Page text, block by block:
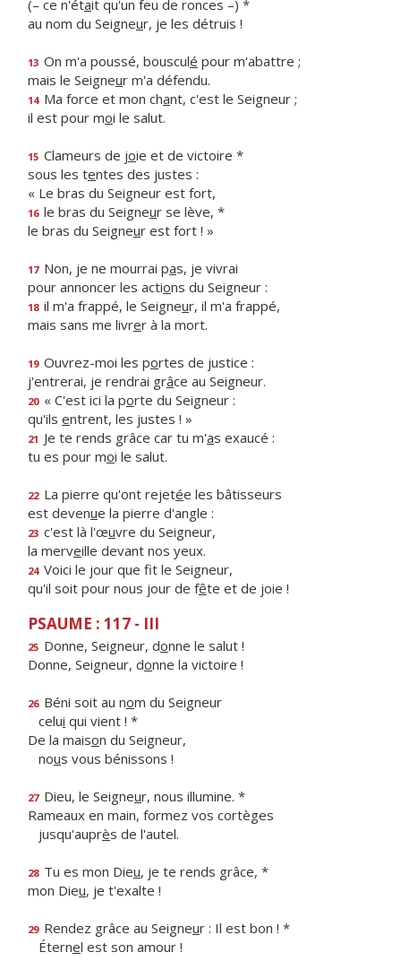
(– ce n'était qu'un feu de ronces –) *
au nom du Seigneur, je les détruis !
13 On m'a poussé, bousculé pour m'abattre ;
mais le Seigneur m'a défendu.
14 Ma force et mon chant, c'est le Seigneur ;
il est pour moi le salut.
15 Clameurs de joie et de victoire *
sous les tentes des justes :
« Le bras du Seigneur est fort,
16 le bras du Seigneur se lève, *
le bras du Seigneur est fort ! »
17 Non, je ne mourrai pas, je vivrai
pour annoncer les actions du Seigneur :
18 il m'a frappé, le Seigneur, il m'a frappé,
mais sans me livrer à la mort.
19 Ouvrez-moi les portes de justice :
j'entrerai, je rendrai grâce au Seigneur.
20 « C'est ici la porte du Seigneur :
qu'ils entrent, les justes ! »
21 Je te rends grâce car tu m'as exaucé :
tu es pour moi le salut.
22 La pierre qu'ont rejetée les bâtisseurs
est devenue la pierre d'angle :
23 c'est là l'œuvre du Seigneur,
la merveille devant nos yeux.
24 Voici le jour que ft le Seigneur,
qu'il soit pour nous jour de fête et de joie !
PSAUME : 117 - III
25 Donne, Seigneur, donne le salut !
Donne, Seigneur, donne la victoire !
26 Béni soit au nom du Seigneur
celui qui vient ! *
De la maison du Seigneur,
nous vous bénissons !
27 Dieu, le Seigneur, nous illumine. *
Rameaux en main, formez vos cortèges
jusqu'auprès de l'autel.
28 Tu es mon Dieu, je te rends grâce, *
mon Dieu, je t'exalte !
29 Rendez grâce au Seigneur : Il est bon ! *
Éternel est son amour !